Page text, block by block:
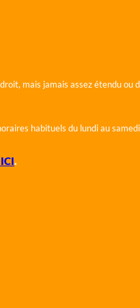
mais jamais assez étendu ou
habituels du lundi au
.